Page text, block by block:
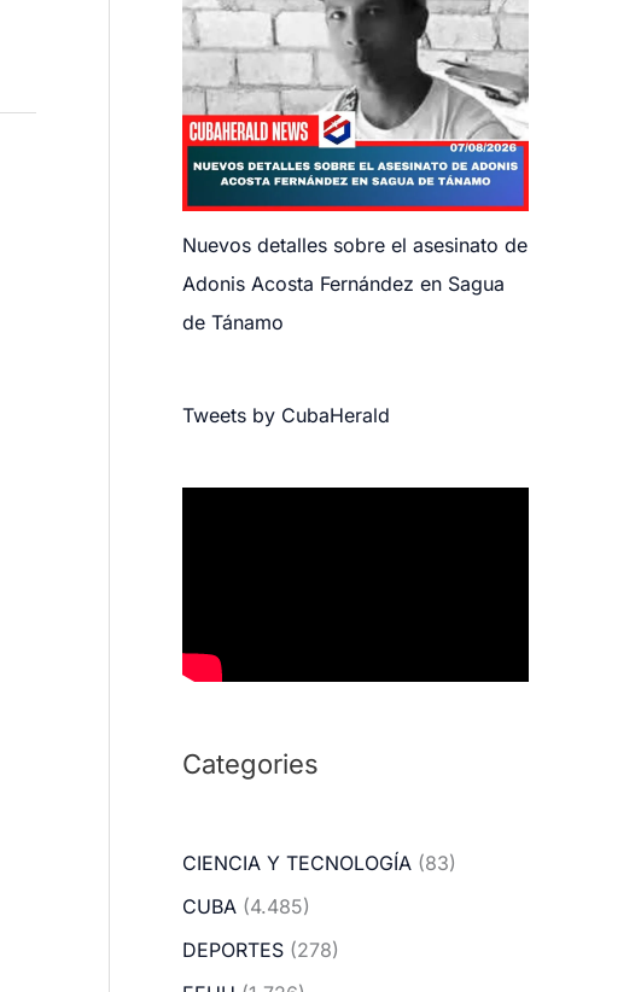
Nuevos detalles sobre el asesinato de
Adonis Acosta Fernández en Sagua
de Tánamo
Tweets by CubaHerald
Categories
CIENCIA Y TECNOLOGÍA (83)
CUBA (4.485)
DEPORTES (278)